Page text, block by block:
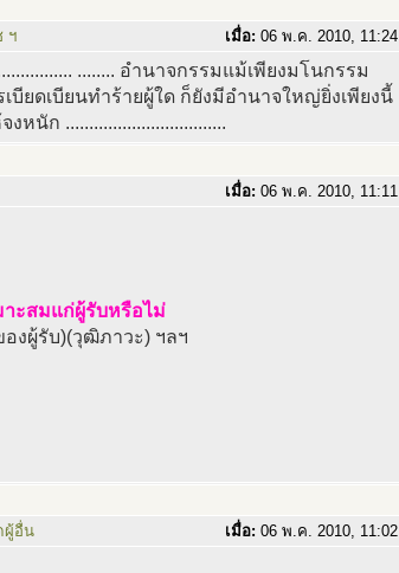
ฯ เมื่อ: 06 พ.ค. 2010, 11:24
........ อำนาจกรรมแม้เพียงมโนกรรม
บียดเบียนทำร้ายผู้ใด ก็ยังมีอำนาจใหญ่ยิ่งเพียงนี้
นัก ..................................
เมื่อ: 06 พ.ค. 2010, 11:11
ะสมแก่ผู้รับหรือไม่
งผู้รับ)(วุฒิภาวะ) ฯลฯ
ผู้อื่น เมื่อ: 06 พ.ค. 2010, 11:02